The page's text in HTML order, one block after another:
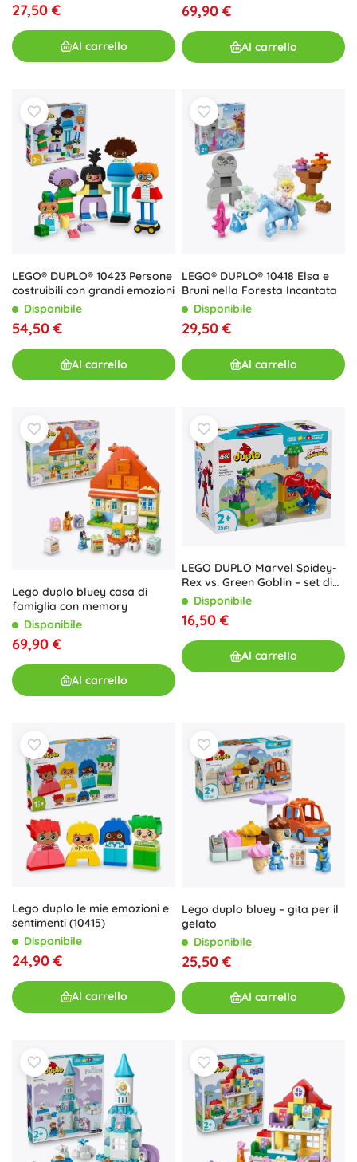
27,50 €
Al carrello
69,90 €
Al carrello
LEGO® DUPLO® 10423 Persone
costruibili con grandi emozioni
Disponibile
54,50 €
Al carrello
LEGO® DUPLO® 10418 Elsa e
Bruni nella Foresta Incantata
Disponibile
29,50 €
Al carrello
Lego duplo bluey casa di
famiglia con memory
Disponibile
69,90 €
Al carrello
LEGO DUPLO Marvel Spidey-
Rex vs. Green Goblin – set di
costruzione per i più piccoli
Disponibile
16,50 €
Al carrello
Lego duplo le mie emozioni e
sentimenti (10415)
Disponibile
24,90 €
Al carrello
Lego duplo bluey – gita per il
gelato
Disponibile
25,50 €
Al carrello